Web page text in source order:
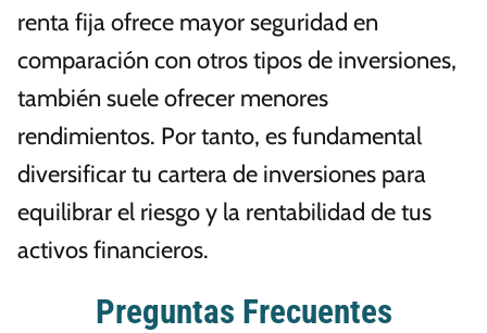
renta fija ofrece mayor seguridad en
comparación con otros tipos de inversiones,
también suele ofrecer menores
rendimientos. Por tanto, es fundamental
diversificar tu cartera de inversiones para
equilibrar el riesgo y la rentabilidad de tus
activos financieros.
Preguntas Frecuentes